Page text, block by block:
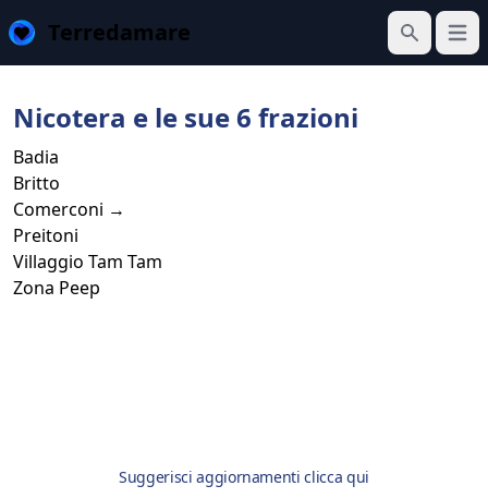
Terredamare
Cerca
Apri
Nicotera e le sue 6 frazioni
Badia
Britto
Comerconi →
Preitoni
Villaggio Tam Tam
Zona Peep
Suggerisci aggiornamenti clicca qui